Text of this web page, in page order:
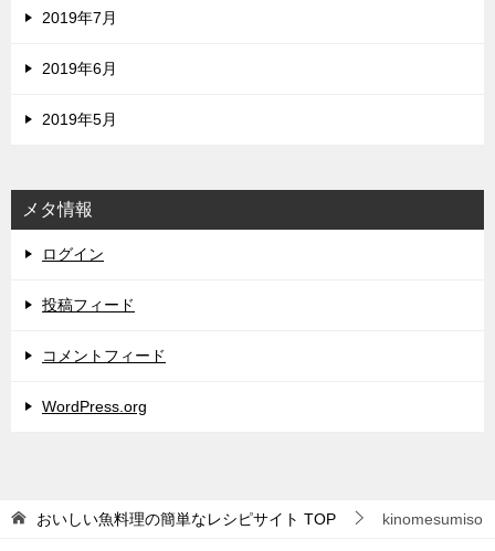
2019年7月
2019年6月
2019年5月
メタ情報
ログイン
投稿フィード
コメントフィード
WordPress.org
おいしい魚料理の簡単なレシピサイト TOP kinomesumiso